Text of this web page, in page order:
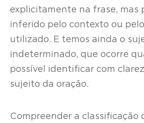
explicitamente na frase, mas
inferido pelo contexto ou
utilizado. E temos ainda o
indeterminado, que ocorre
possível identificar com
sujeito da oração.
Compreender a classificação